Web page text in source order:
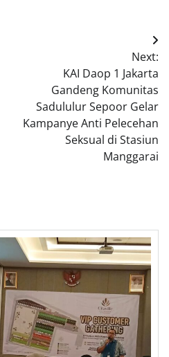
Next:
KAI Daop 1 Jakarta
Gandeng Komunitas
Sadululur Sepoor Gelar
Kampanye Anti Pelecehan
Seksual di Stasiun
Manggarai